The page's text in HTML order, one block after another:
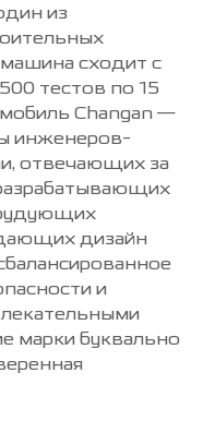
из
сходит с
тестов по 15
Changan —
инженеров-
отвечающих за
дизайн
и
марки буквально